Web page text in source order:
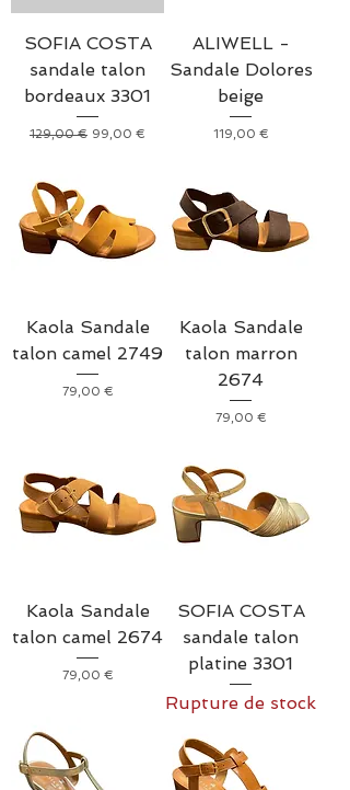
SOFIA COSTA
sandale talon
bordeaux 3301
Prix original
129,00 € Prix promotionnel
99,00 €
ALIWELL -
Sandale Dolores
beige
Prix
119,00 €
Kaola Sandale
talon camel 2749
Prix
79,00 €
Kaola Sandale
talon marron
2674
Prix
79,00 €
Kaola Sandale
talon camel 2674
Prix
79,00 €
SOFIA COSTA
sandale talon
platine 3301
Rupture de stock